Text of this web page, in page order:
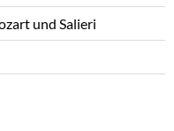
und Salieri